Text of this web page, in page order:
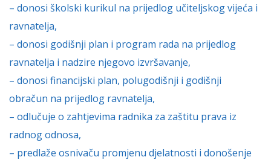
– donosi školski kurikul na prijedlog učiteljskog vijeća i
ravnatelja,
– donosi godišnji plan i program rada na prijedlog
ravnatelja i nadzire njegovo izvršavanje,
– donosi financijski plan, polugodišnji i godišnji
obračun na prijedlog ravnatelja,
– odlučuje o zahtjevima radnika za zaštitu prava iz
radnog odnosa,
– predlaže osnivaču promjenu djelatnosti i donošenje